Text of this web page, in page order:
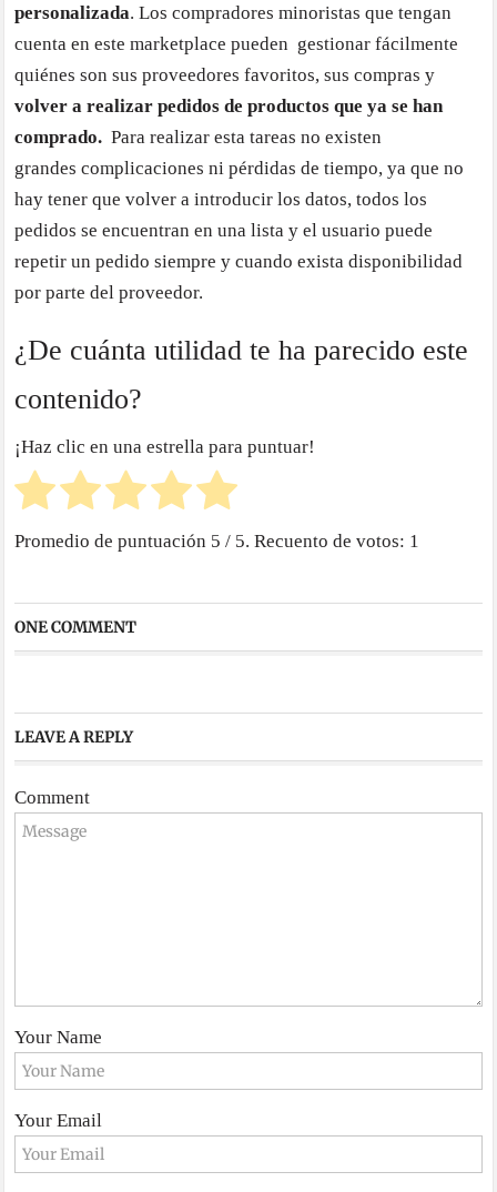
personalizada. Los compradores minoristas que tengan
cuenta en este marketplace pueden gestionar fácilmente
quiénes son sus proveedores favoritos, sus compras y
volver a realizar pedidos de productos que ya se han
comprado.Para realizar esta tareas no existen
grandes complicaciones ni pérdidas de tiempo, ya que no
hay tener que volver a introducir los datos, todos los
pedidos se encuentran en una lista y el usuario puede
repetir un pedido siempre y cuando exista disponibilidad
por parte del proveedor.
¿De cuánta utilidad te ha parecido este
contenido?
¡Haz clic en una estrella para puntuar!
Promedio de puntuación 5 / 5. Recuento de votos: 1
ONE COMMENT
LEAVE A REPLY
Comment
Your Name
Your Email